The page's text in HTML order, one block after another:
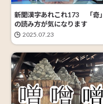
新聞漢字あれこれ173 「奇」
の読み方が気になります
2025.07.23